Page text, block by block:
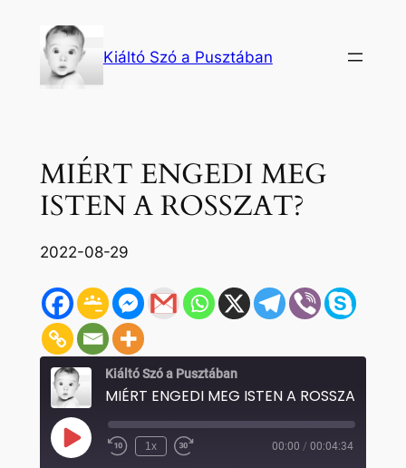
tartalomhoz
Kiáltó Szó a Pusztában
MIÉRT ENGEDI MEG
ISTEN A ROSSZAT?
2022-08-29
Kiáltó Szó a Pusztában
MIÉRT ENGEDI MEG ISTEN A ROSSZAT?
Play
Episode Rewind
1x
Fast
00:00 / 00:04:34